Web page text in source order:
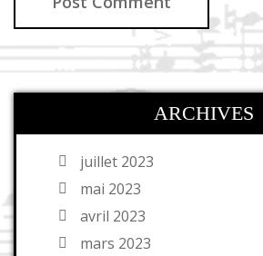
ARCHIVES
juillet 2023
mai 2023
avril 2023
mars 2023